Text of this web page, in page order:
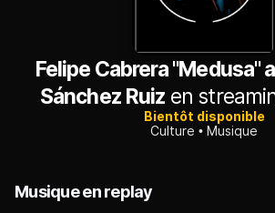
Felipe Cabrera "Medusa"
Sánchez Ruiz en
Bientôt disponible
Culture
Musique
Musique en replay